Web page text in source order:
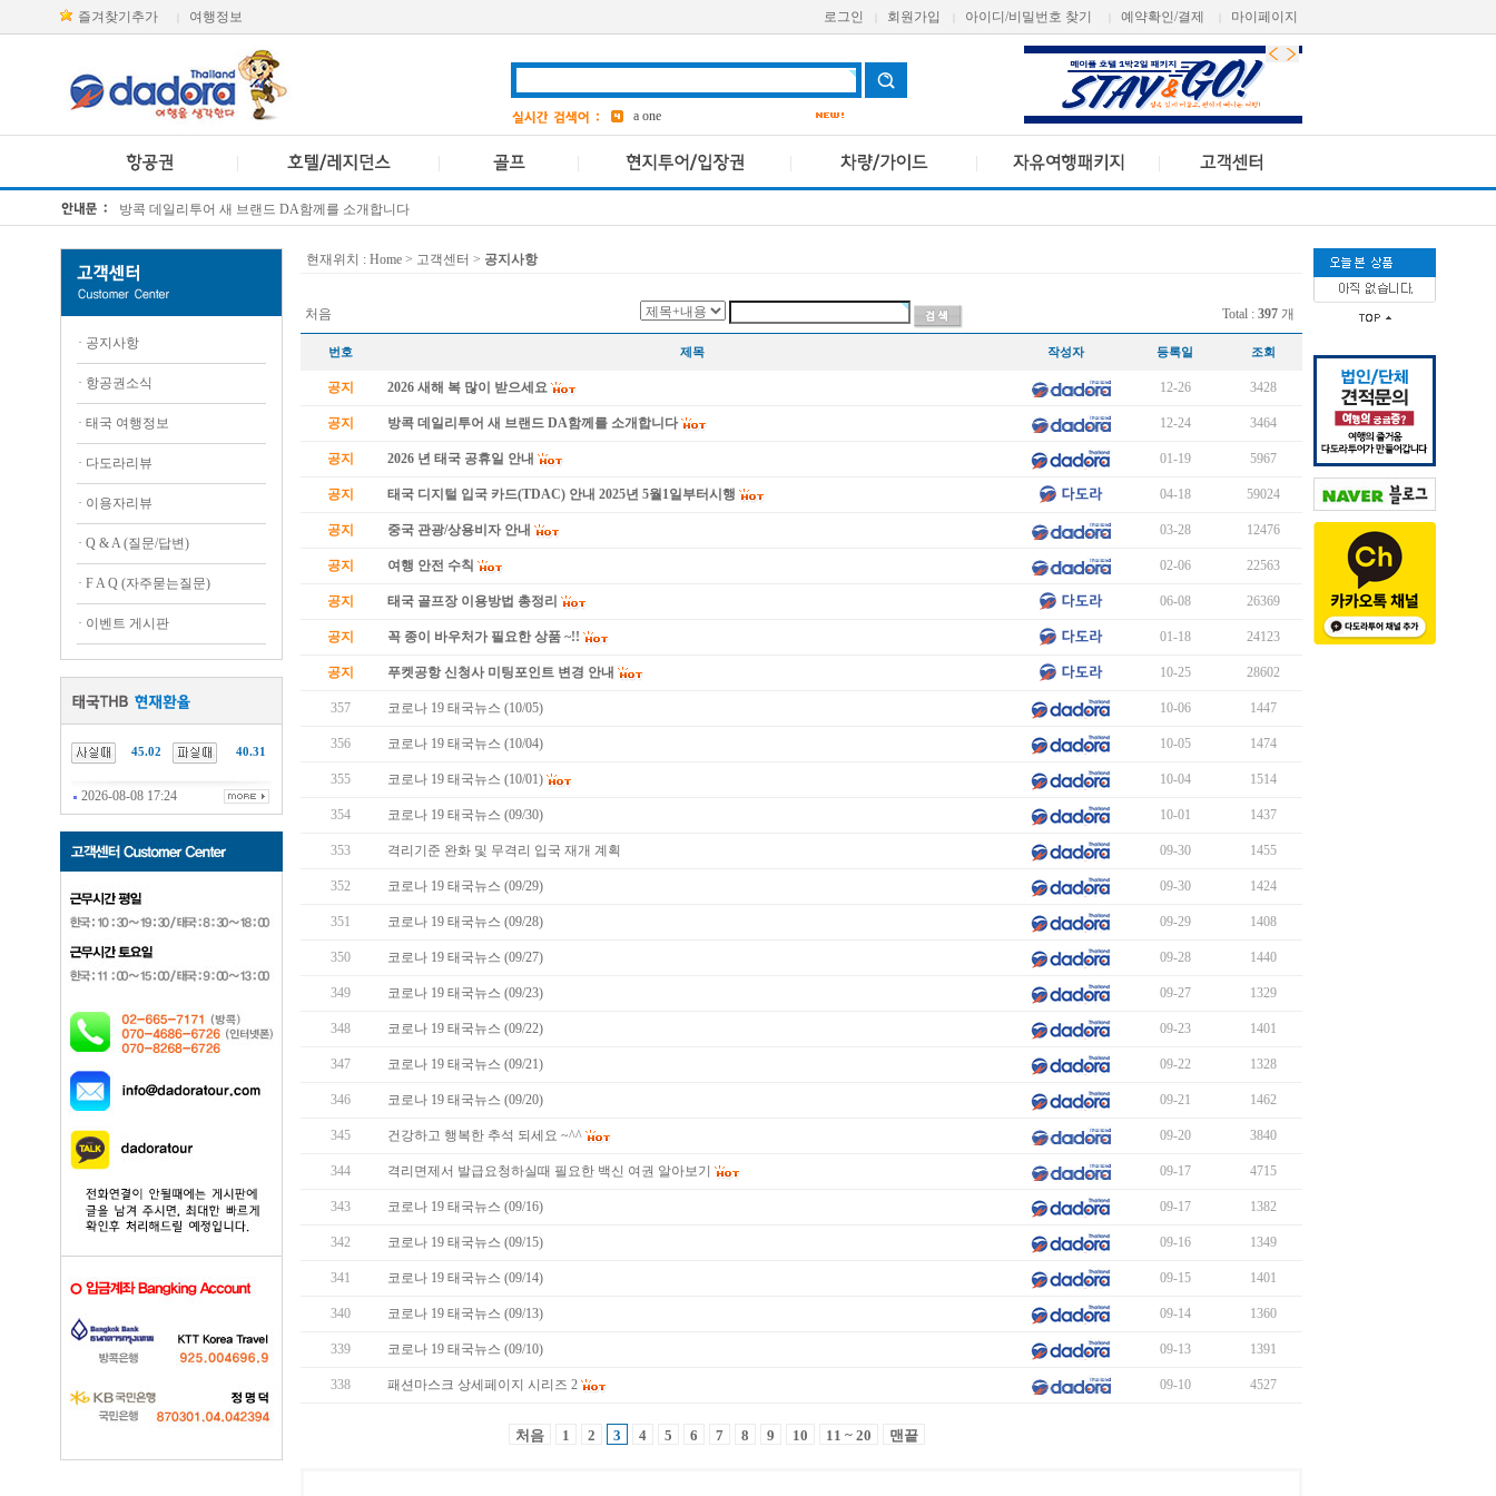
즐겨찾기추가 여행정보 로그인 회원가입 아이디/비밀번호 찾기 예약확인/결제
마이페이지
aetas
bangkok
7
Avani
a one
ASQ
pcr 4
방콕 데일리투어 새 브랜드 DA함께를 소개합니다
· 공지사항
· 항공권소식
· 태국 여행정보
· 다도라리뷰
· 이용자리뷰
· Q & A (질문/답변)
· F A Q (자주묻는질문)
· 이벤트 게시판
45.02 40.31
2026-08-08 17:24
현재위치 : Home > 고객센터 > 공지사항
처음 Total : 397 개
번호 제목 작성자 등록일 조회
공지 2026 새해 복 많이 받으세요 12-26 3428
공지 방콕 데일리투어 새 브랜드 DA함께를 소개합니다 12-24 3464
공지 2026 년 태국 공휴일 안내 01-19 5967
공지 태국 디지털 입국 카드(TDAC) 안내 2025년 5월1일부터시행 04-18 59024
공지 중국 관광/상용비자 안내 03-28 12476
공지 여행 안전 수칙 02-06 22563
공지 태국 골프장 이용방법 총정리 06-08 26369
공지 꼭 종이 바우처가 필요한 상품 ~!! 01-18 24123
공지 푸켓공항 신청사 미팅포인트 변경 안내 10-25 28602
357 코로나 19 태국뉴스 (10/05) 10-06 1447
356 코로나 19 태국뉴스 (10/04) 10-05 1474
355 코로나 19 태국뉴스 (10/01) 10-04 1514
354 코로나 19 태국뉴스 (09/30) 10-01 1437
353 격리기준 완화 및 무격리 입국 재개 계획 09-30 1455
352 코로나 19 태국뉴스 (09/29) 09-30 1424
351 코로나 19 태국뉴스 (09/28) 09-29 1408
350 코로나 19 태국뉴스 (09/27) 09-28 1440
349 코로나 19 태국뉴스 (09/23) 09-27 1329
348 코로나 19 태국뉴스 (09/22) 09-23 1401
347 코로나 19 태국뉴스 (09/21) 09-22 1328
346 코로나 19 태국뉴스 (09/20) 09-21 1462
345 건강하고 행복한 추석 되세요 ~^^ 09-20 3840
344 격리면제서 발급요청하실때 필요한 백신 여권 알아보기 09-17 4715
343 코로나 19 태국뉴스 (09/16) 09-17 1382
342 코로나 19 태국뉴스 (09/15) 09-16 1349
341 코로나 19 태국뉴스 (09/14) 09-15 1401
340 코로나 19 태국뉴스 (09/13) 09-14 1360
339 코로나 19 태국뉴스 (09/10) 09-13 1391
338 패션마스크 상세페이지 시리즈 2 09-10 4527
처음 1 2 3 4 5 6 7 8 9 10 11 ~ 20 맨끝